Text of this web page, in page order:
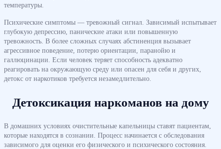
температуры.
Психические симптомы — тревожный сигнал. Зависимый испытывает
глубокую депрессию, панические атаки или повышенную
тревожность. В более сложных случаях абстиненция вызывает
агрессивное поведение, потерю ориентации, паранойю и
галлюцинации. Если человек теряет способность адекватно
реагировать на окружающую среду или опасен для себя и других,
детокс от наркотиков требуется незамедлительно.
Детоксикация наркоманов на дому
В домашних условиях очистительные капельницы ставят пациентам,
которые находятся в сознании. Процесс начинается с обследования
зависимого для оценки его физического и психического состояния.